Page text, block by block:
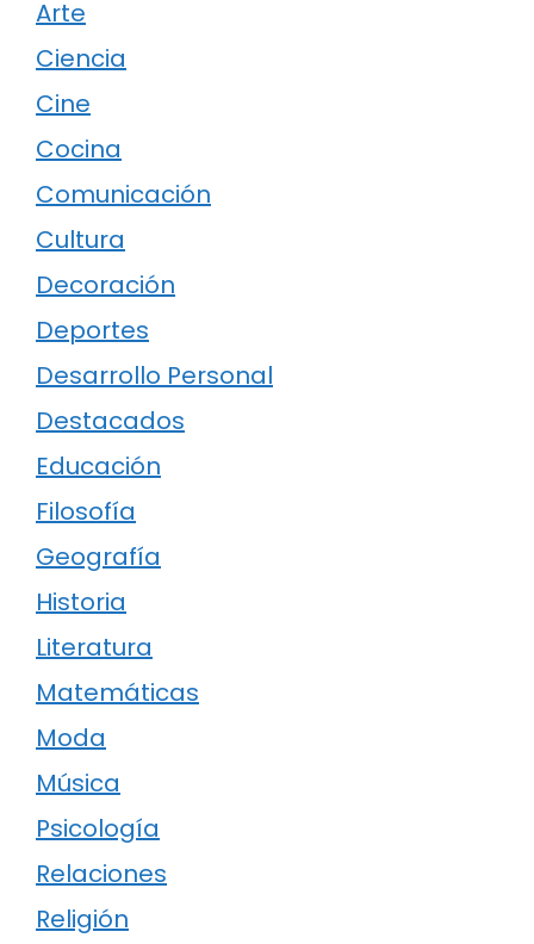
Arte
Ciencia
Cine
Cocina
Comunicación
Cultura
Decoración
Deportes
Desarrollo Personal
Destacados
Educación
Filosofía
Geografía
Historia
Literatura
Matemáticas
Moda
Música
Psicología
Relaciones
Religión